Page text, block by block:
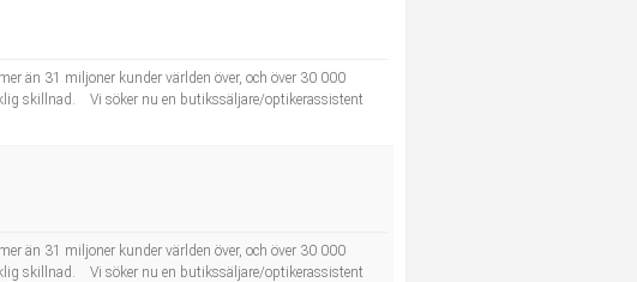
än 31 miljoner kunder världen över, och över 30 000
skillnad. Vi söker nu en butikssäljare/optikerassistent
än 31 miljoner kunder världen över, och över 30 000
skillnad. Vi söker nu en butikssäljare/optikerassistent